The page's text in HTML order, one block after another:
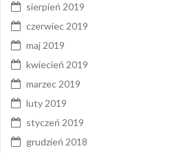
sierpień 2019
czerwiec 2019
maj 2019
kwiecień 2019
marzec 2019
luty 2019
styczeń 2019
grudzień 2018